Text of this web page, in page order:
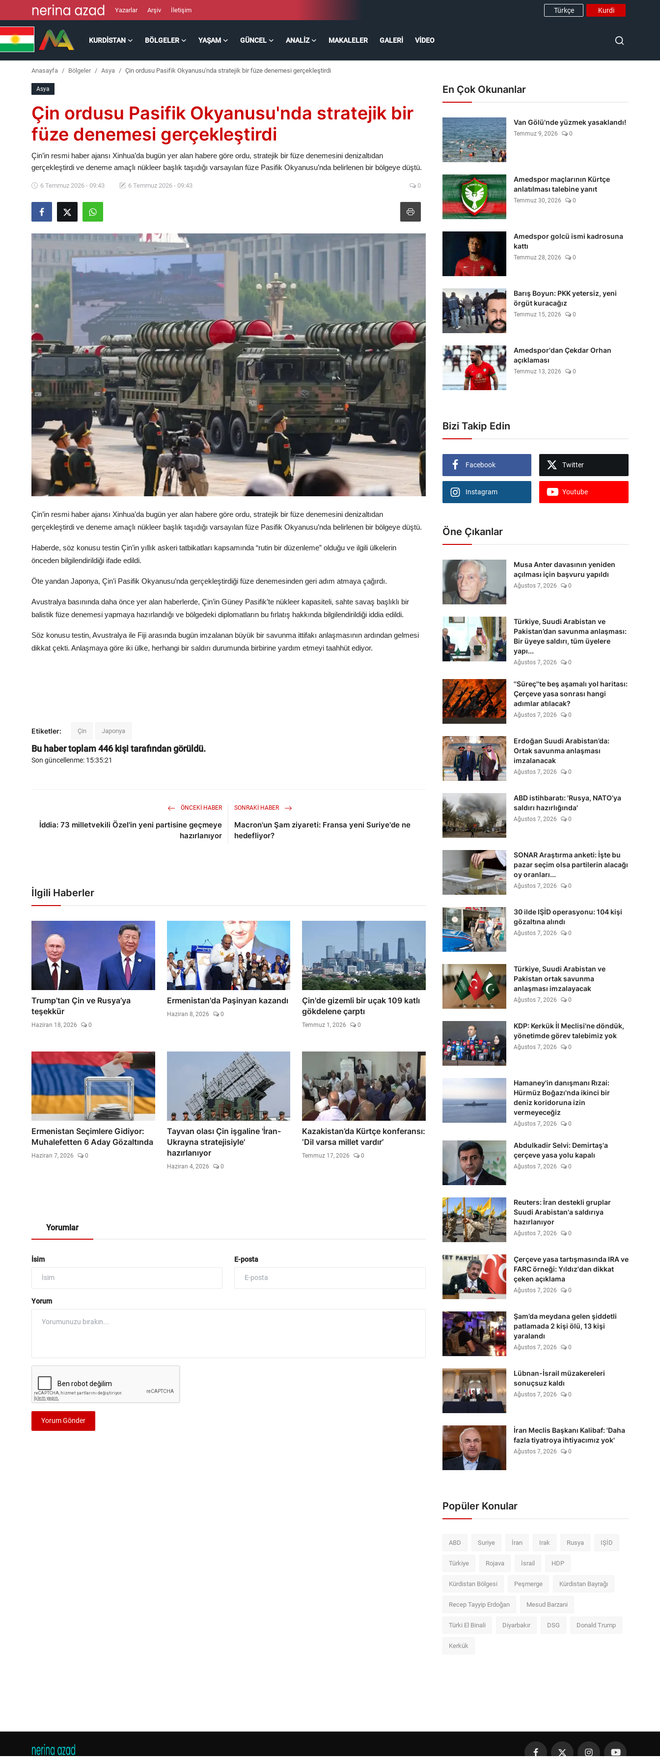
Yazarlar Arşiv İletişim Türkçe Kurdi
KURDISTAN BÖLGELER YAŞAM GÜNCEL ANALIZ MAKALELER GALERI VIDEO
Güncel
Yazarlar
İletişim
Anasayfa Bölgeler Asya Çin ordusu Pasifik Okyanusu'nda stratejik bir füze denemesi gerçekleştirdi
Asya
Çin ordusu Pasifik Okyanusu'nda stratejik bir
füze denemesi gerçekleştirdi
Çin’in resmi haber ajansı Xinhua’da bugün yer alan habere göre ordu, stratejik bir füze denemesini denizaltıdan
gerçekleştirdi ve deneme amaçlı nükleer başlık taşıdığı varsayılan füze Pasifik Okyanusu’nda belirlenen bir bölgeye düştü.
6 Temmuz 2026 - 09:43 6 Temmuz 2026 - 09:43 0
Çin’in resmi haber ajansı Xinhua’da bugün yer alan habere göre ordu, stratejik bir füze denemesini denizaltıdan
gerçekleştirdi ve deneme amaçlı nükleer başlık taşıdığı varsayılan füze Pasifik Okyanusu’nda belirlenen bir bölgeye düştü.
Haberde, söz konusu testin Çin’in yıllık askeri tatbikatları kapsamında “rutin bir düzenleme” olduğu ve ilgili ülkelerin
önceden bilgilendirildiği ifade edildi.
Öte yandan Japonya, Çin’i Pasifik Okyanusu’nda gerçekleştirdiği füze denemesinden geri adım atmaya çağırdı.
Avustralya basınında daha önce yer alan haberlerde, Çin’in Güney Pasifik’te nükleer kapasiteli, sahte savaş başlıklı bir
balistik füze denemesi yapmaya hazırlandığı ve bölgedeki diplomatların bu fırlatış hakkında bilgilendirildiği iddia edildi.
Söz konusu testin, Avustralya ile Fiji arasında bugün imzalanan büyük bir savunma ittifakı anlaşmasının ardından gelmesi
dikkat çekti. Anlaşmaya göre iki ülke, herhangi bir saldırı durumunda birbirine yardım etmeyi taahhüt ediyor.
Etiketler: Çin Japonya
Bu haber toplam446kişi tarafından görüldü.
Son güncellenme: 15:35:21
ÖNCEKI HABER
İddia: 73 milletvekili Özel'in yeni partisine geçmeye
hazırlanıyor
SONRAKI HABER
Macron'un Şam ziyareti: Fransa yeni Suriye'de ne
hedefliyor?
İlgili Haberler
Trump’tan Çin ve Rusya’ya
teşekkür
Haziran 18, 2026 0
Ermenistan'da Paşinyan kazandı
Haziran 8, 2026 0
Çin'de gizemli bir uçak 109 katlı
gökdelene çarptı
Temmuz 1, 2026 0
Ermenistan Seçimlere Gidiyor:
Muhalefetten 6 Aday Gözaltında
Haziran 7, 2026 0
Tayvan olası Çin işgaline 'İran-
Ukrayna stratejisiyle'
hazırlanıyor
Haziran 4, 2026 0
Kazakistan’da Kürtçe konferansı:
‘Dil varsa millet vardır’
Temmuz 17, 2026 0
Yorumlar
İsim E-posta
Yorum
Yorum Gönder
En Çok Okunanlar
Van Gölü'nde yüzmek yasaklandı!
Temmuz 9, 2026 0
Amedspor maçlarının Kürtçe
anlatılması talebine yanıt
Temmuz 30, 2026 0
Amedspor golcü ismi kadrosuna
kattı
Temmuz 28, 2026 0
Barış Boyun: PKK yetersiz, yeni
örgüt kuracağız
Temmuz 15, 2026 0
Amedspor'dan Çekdar Orhan
açıklaması
Temmuz 13, 2026 0
Bizi Takip Edin
Facebook Twitter
Instagram Youtube
Öne Çıkanlar
Musa Anter davasının yeniden
açılması için başvuru yapıldı
Ağustos 7, 2026 0
Türkiye, Suudi Arabistan ve
Pakistan’dan savunma anlaşması:
Bir üyeye saldırı, tüm üyelere
yapı...
Ağustos 7, 2026 0
''Süreç''te beş aşamalı yol haritası:
Çerçeve yasa sonrası hangi
adımlar atılacak?
Ağustos 7, 2026 0
Erdoğan Suudi Arabistan’da:
Ortak savunma anlaşması
imzalanacak
Ağustos 7, 2026 0
ABD istihbaratı: 'Rusya, NATO'ya
saldırı hazırlığında'
Ağustos 7, 2026 0
SONAR Araştırma anketi: İşte bu
pazar seçim olsa partilerin alacağı
oy oranları...
Ağustos 7, 2026 0
30 ilde IŞİD operasyonu: 104 kişi
gözaltına alındı
Ağustos 7, 2026 0
Türkiye, Suudi Arabistan ve
Pakistan ortak savunma
anlaşması imzalayacak
Ağustos 7, 2026 0
KDP: Kerkük İl Meclisi'ne döndük,
yönetimde görev talebimiz yok
Ağustos 7, 2026 0
Hamaney'in danışmanı Rızai:
Hürmüz Boğazı'nda ikinci bir
deniz koridoruna izin
vermeyeceğiz
Ağustos 7, 2026 0
Abdulkadir Selvi: Demirtaş'a
çerçeve yasa yolu kapalı
Ağustos 7, 2026 0
Reuters: İran destekli gruplar
Suudi Arabistan'a saldırıya
hazırlanıyor
Ağustos 7, 2026 0
Çerçeve yasa tartışmasında IRA ve
FARC örneği: Yıldız'dan dikkat
çeken açıklama
Ağustos 7, 2026 0
Şam’da meydana gelen şiddetli
patlamada 2 kişi ölü, 13 kişi
yaralandı
Ağustos 7, 2026 0
Lübnan-İsrail müzakereleri
sonuçsuz kaldı
Ağustos 7, 2026 0
İran Meclis Başkanı Kalibaf: 'Daha
fazla tiyatroya ihtiyacımız yok'
Ağustos 7, 2026 0
Popüler Konular
ABD Suriye İran Irak Rusya IŞİD
Türkiye Rojava İsrail HDP
Kürdistan Bölgesi Peşmerge Kürdistan Bayrağı
Recep Tayyip Erdoğan Mesud Barzani
Türki El Binali Diyarbakır DSG Donald Trump
Kerkük